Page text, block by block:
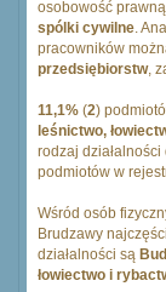
osobowość
spólki cywilne.
pracowników
przedsiębiorstw,
11,1% (2)
leśnictwo,
rodzaj działalności
podmiotów w
Wśród osób
Brudzawy
działalności są
łowiectwo i